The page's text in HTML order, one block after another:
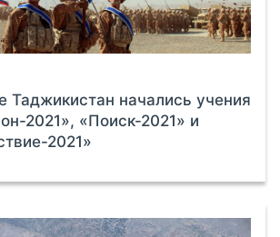
Таджикистан начались учения
2021», «Поиск-2021» и
2021»